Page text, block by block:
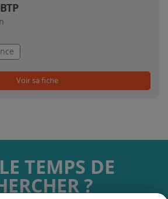
Voir sa fiche
TEMPS DE
?